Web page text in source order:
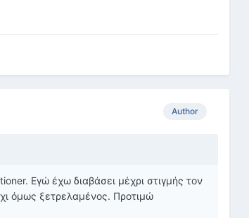
Author
Εγώ έχω διαβάσει μέχρι στιγμής τον
όμως ξετρελαμένος. Προτιμώ